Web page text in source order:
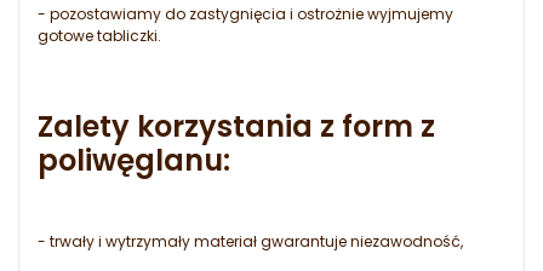
- pozostawiamy do zastygnięcia i ostrożnie wyjmujemy
gotowe tabliczki.
Zalety korzystania z form z
poliwęglanu:
- trwały i wytrzymały materiał gwarantuje niezawodność,